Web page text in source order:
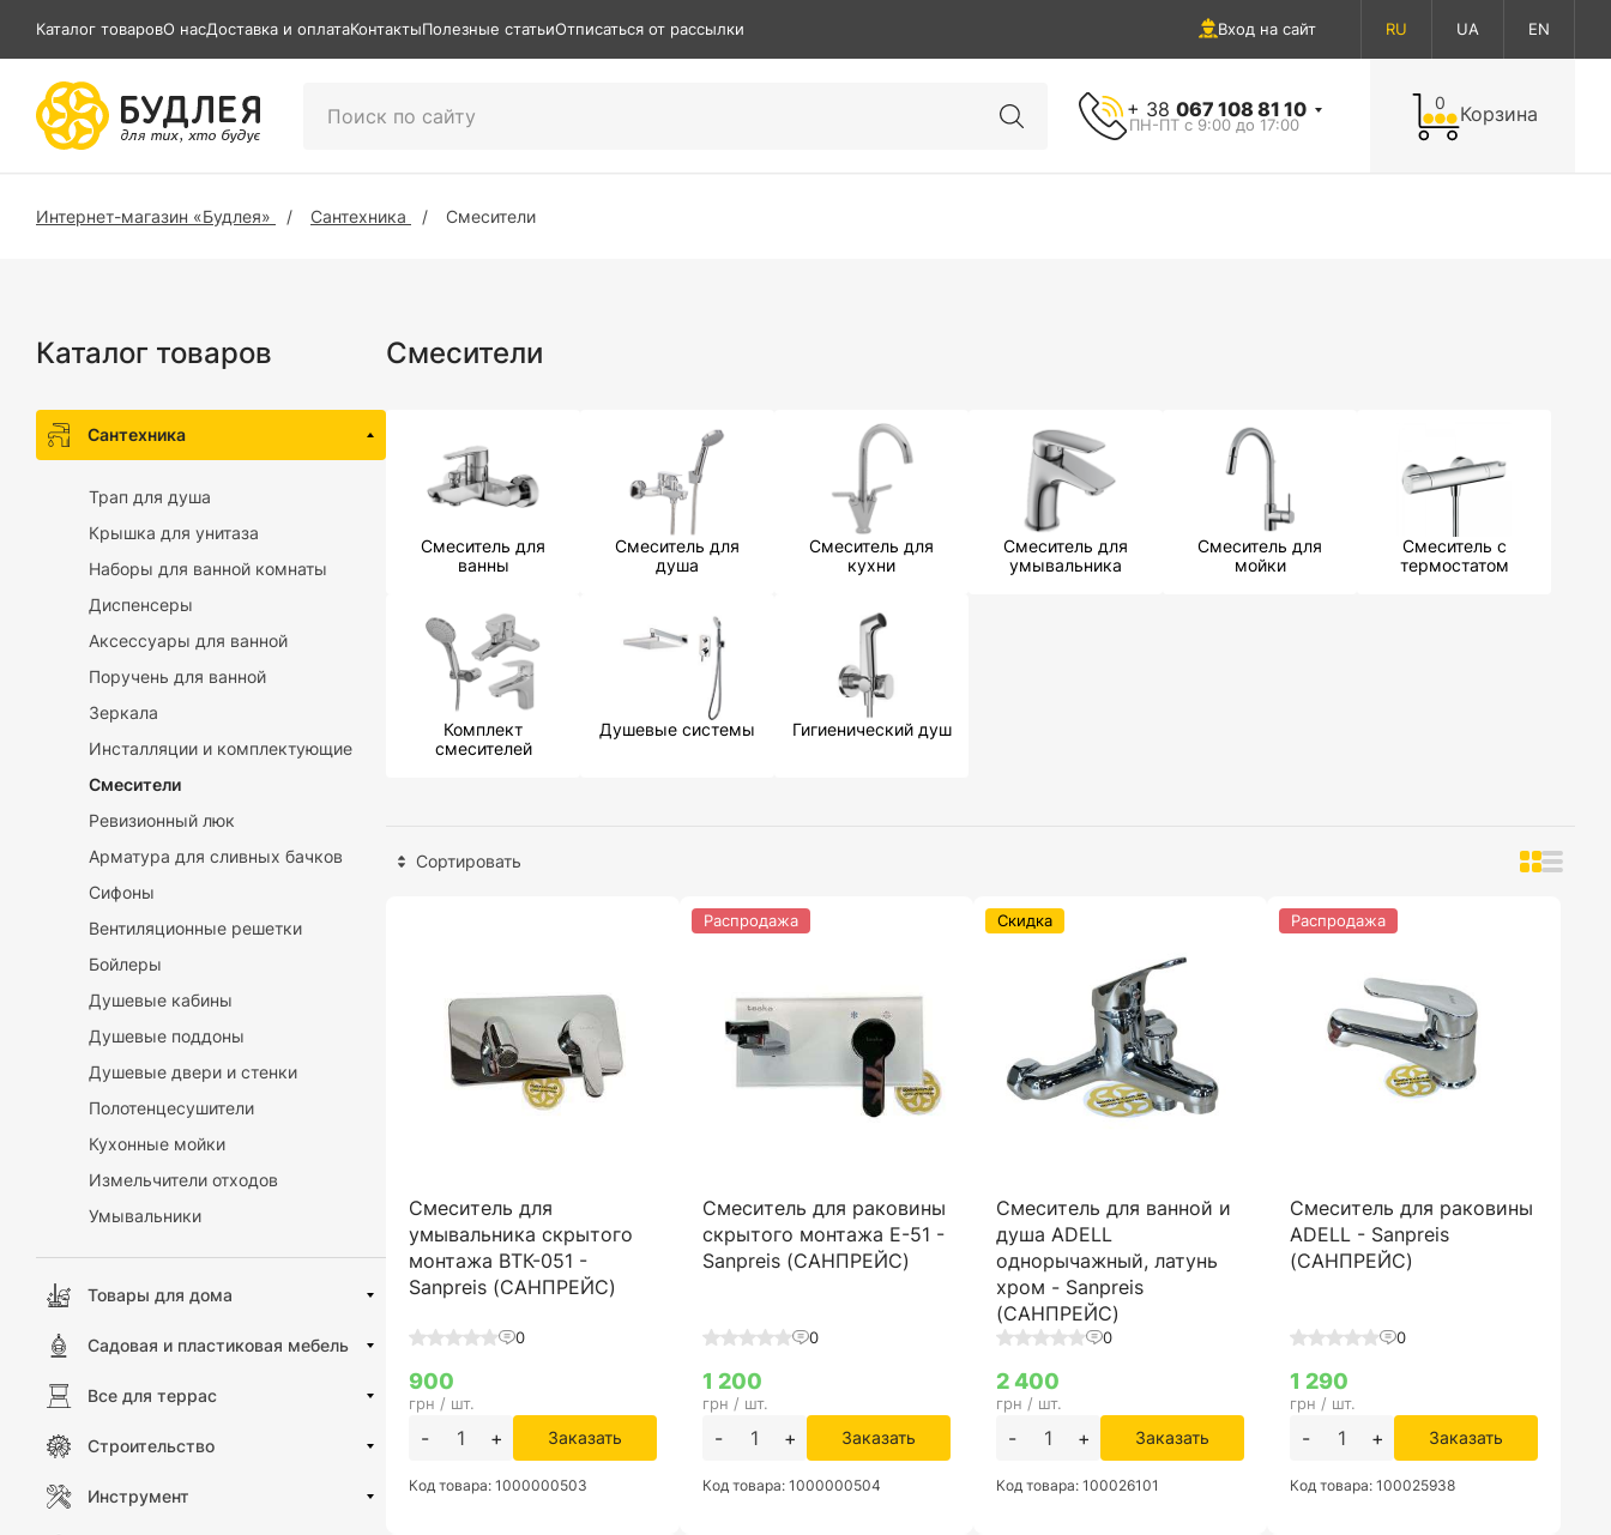
Каталог товаровО насДоставка и оплатаКонтактыПолезные статьиОтписаться от рассылки Вход на сайт RU UA EN
+ 38 067 108 81 10
ПН-ПТ с 9:00 до 17:00
0 Корзина
Интернет-магазин «Будлея» Сантехника Смесители
Каталог товаров
Сантехника
Трап для душа
Крышка для унитаза
Наборы для ванной комнаты
Диспенсеры
Аксессуары для ванной
Поручень для ванной
Зеркала
Инсталляции и комплектующие
Смесители
Ревизионный люк
Арматура для сливных бачков
Сифоны
Вентиляционные решетки
Бойлеры
Душевые кабины
Душевые поддоны
Душевые двери и стенки
Полотенцесушители
Кухонные мойки
Измельчители отходов
Умывальники
Товары для дома
Садовая и пластиковая мебель
Все для террас
Строительство
Инструмент
Смесители
Смеситель для
ванны
Смеситель для
душа
Смеситель для
кухни
Смеситель для
умывальника
Смеситель для
мойки
Смеситель с
термостатом
Комплект
смесителей
Душевые системы Гигиенический душ
Сортировать
Смеситель для
умывальника скрытого
монтажа ВТК-051 -
Sanpreis (САНПРЕЙС)
0
900
грн / шт.
- + Заказать
Код товара: 1000000503
Смеситель для раковины
скрытого монтажа E-51 -
Sanpreis (САНПРЕЙС)
0
Распродажа
1 200
грн / шт.
- + Заказать
Код товара: 1000000504
Смеситель для ванной и
душа ADELL
однорычажный, латунь
хром - Sanpreis
(САНПРЕЙС)
0
Скидка
2 400
грн / шт.
- + Заказать
Код товара: 100026101
Смеситель для раковины
ADELL - Sanpreis
(САНПРЕЙС)
0
Распродажа
1 290
грн / шт.
- + Заказать
Код товара: 100025938